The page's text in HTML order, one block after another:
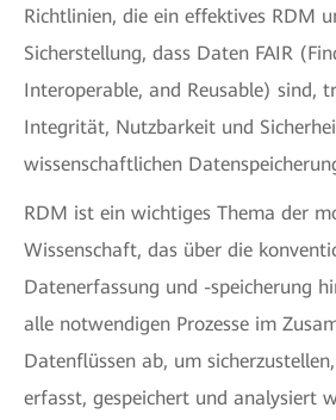
Richtlinien, die ein effektives RDM
Sicherstellung, dass Daten FAIR
Interoperable, and Reusable) sind,
Integrität, Nutzbarkeit und
wissenschaftlichen
RDM ist ein wichtiges Thema der
Wissenschaft, das über die
Datenerfassung und -speicherung
alle notwendigen Prozesse im
Datenflüssen ab, um
erfasst, gespeichert und analysiert